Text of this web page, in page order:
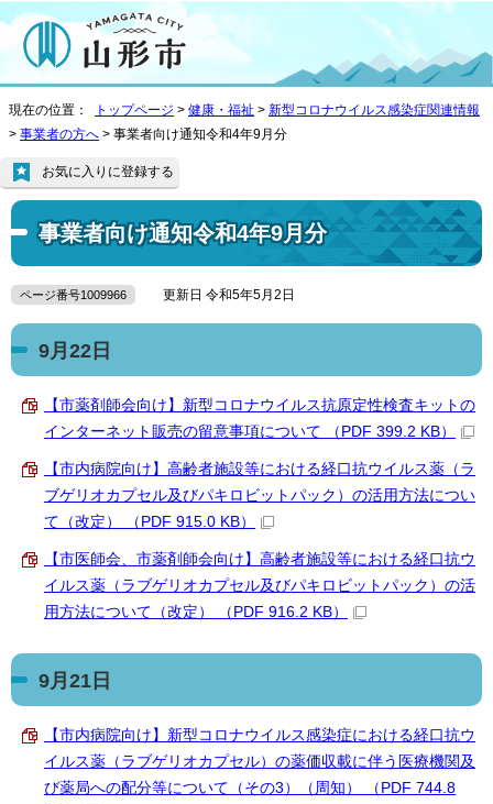
現在の位置： トップページ > 健康・福祉 > 新型コロナウイルス感染症関連情報
> 事業者の方へ > 事業者向け通知令和4年9月分
事業者向け通知令和4年9月分
お気に入りに登録する
ページ番号1009966 更新日 令和5年5月2日
9月22日
【市薬剤師会向け】新型コロナウイルス抗原定性検査キットの
インターネット販売の留意事項について （PDF 399.2 KB）
【市内病院向け】高齢者施設等における経口抗ウイルス薬（ラ
ブゲリオカプセル及びパキロビットパック）の活用方法につい
て（改定） （PDF 915.0 KB）
【市医師会、市薬剤師会向け】高齢者施設等における経口抗ウ
イルス薬（ラブゲリオカプセル及びパキロビットパック）の活
用方法について（改定） （PDF 916.2 KB）
9月21日
【市内病院向け】新型コロナウイルス感染症における経口抗ウ
イルス薬（ラブゲリオカプセル）の薬価収載に伴う医療機関及
び薬局への配分等について（その3）（周知） （PDF 744.8